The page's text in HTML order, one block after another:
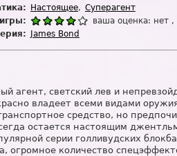
Настоящее
Суперагент
ваша оценка: нет ,
James Bond
агент, светский лев и
владеет всеми видами
средство, но
остается настоящим
серии голливудских
огромное количество